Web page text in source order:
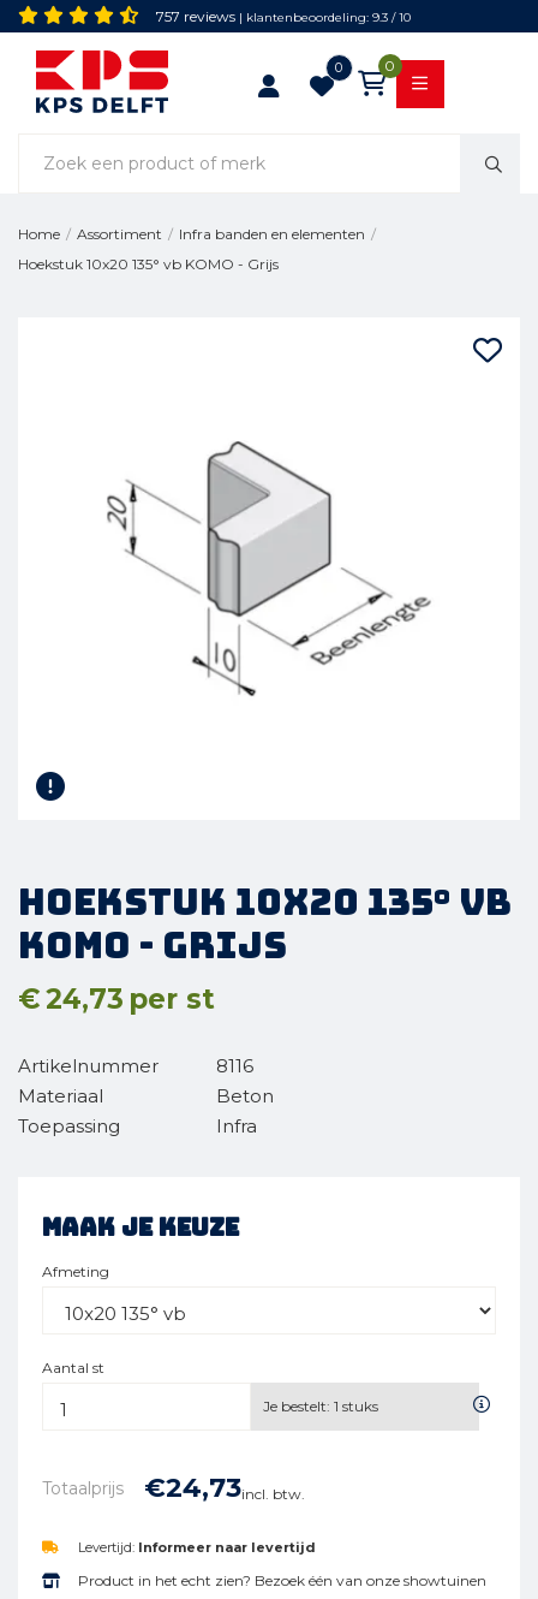
757 reviews | klantenbeoordeling: 9.3 / 10
0 0
Home / Assortiment / Infra banden en elementen /
Hoekstuk 10x20 135° vb KOMO - Grijs
Hoekstuk 10x20 135° vb
KOMO - Grijs
€24,73 per st
Artikelnummer
8116
Materiaal
Beton
Toepassing
Infra
Maak je keuze
Afmeting
Aantal st
Je bestelt: 1 stuks
Totaalprijs €24,73incl. btw.
Levertijd: Informeer naar levertijd
Product in het echt zien? Bezoek één van onze showtuinen